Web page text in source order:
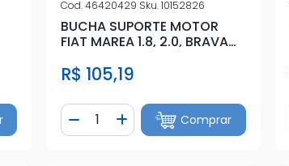
Cod.46420429 Sku.10152826
BUCHA SUPORTE MOTOR
FIAT MAREA 1.8, 2.0, BRAVA
R$ 105,19
Diminuir Quantidade
Quantidade
Adicionar Quantidade
Comprar